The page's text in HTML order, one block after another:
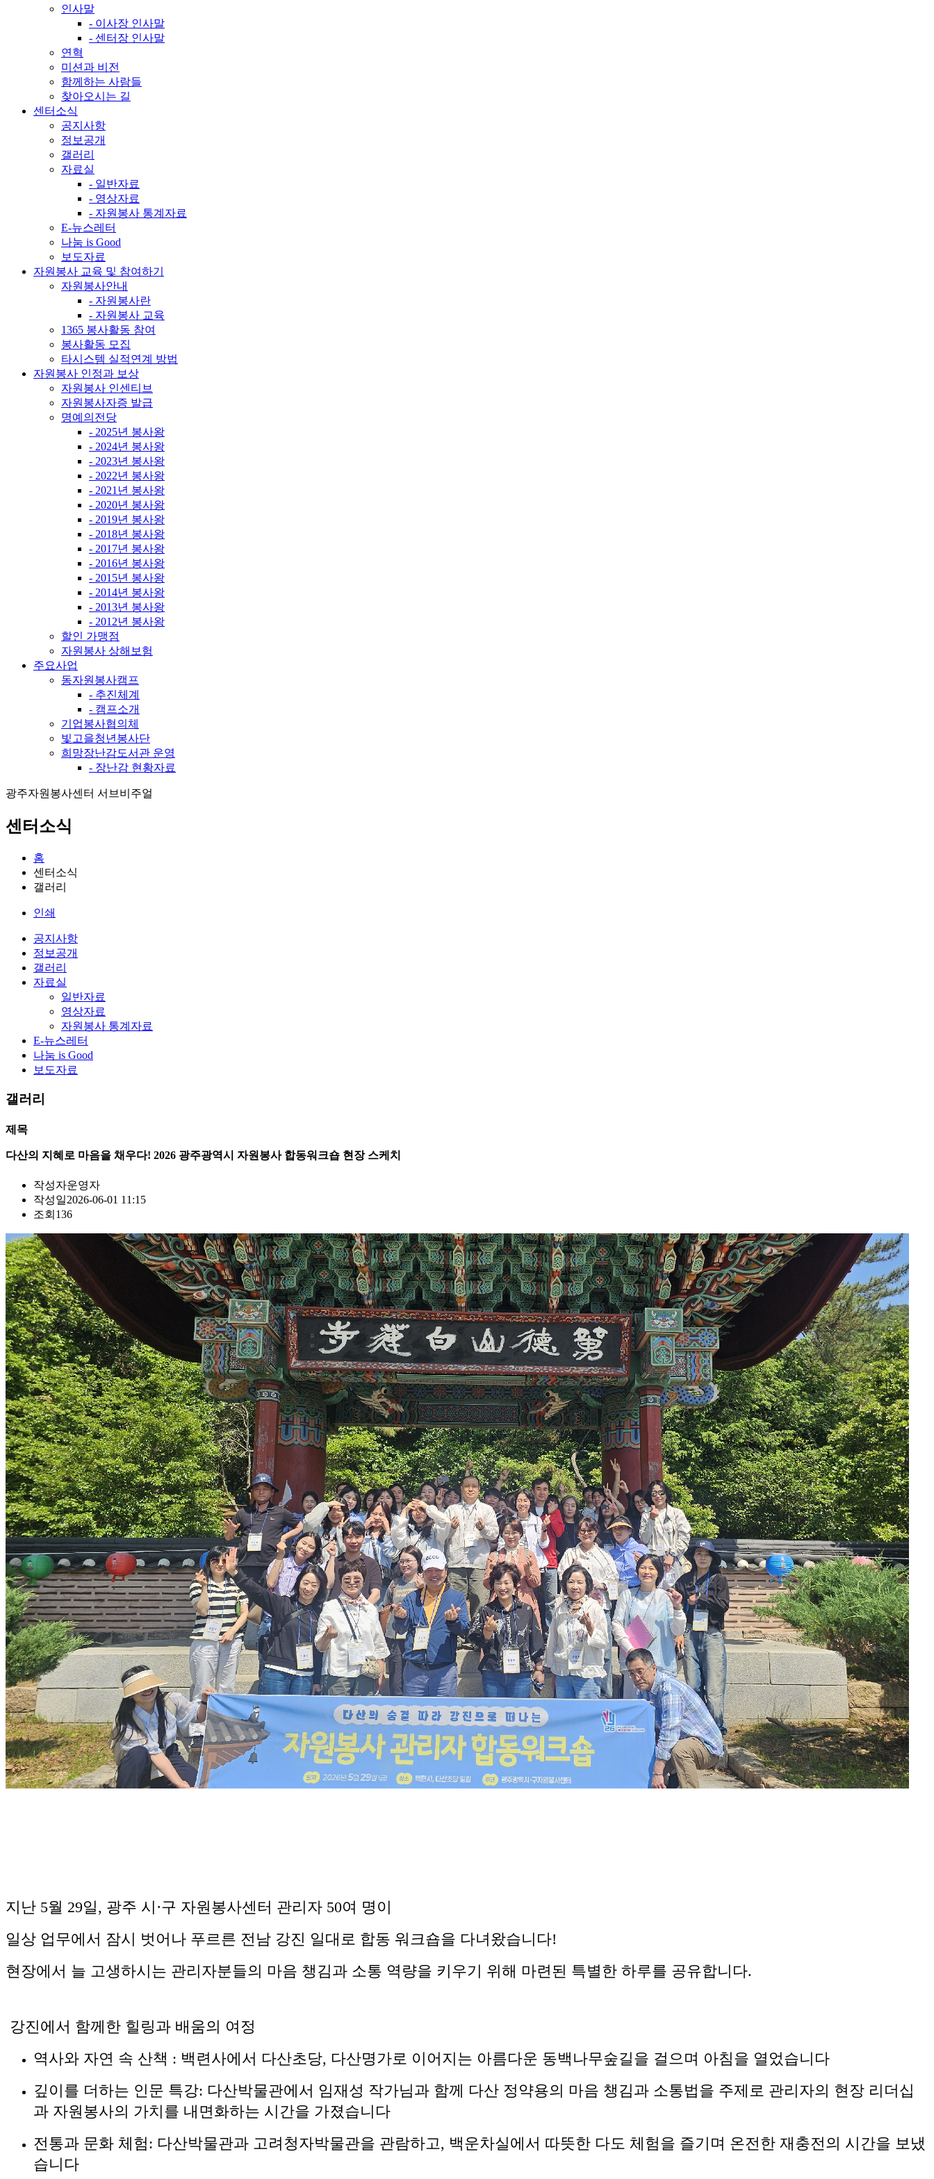
인사말
- 이사장 인사말
- 센터장 인사말
연혁
미션과 비전
함께하는 사람들
찾아오시는 길
센터소식
공지사항
정보공개
갤러리
자료실
- 일반자료
- 영상자료
- 자원봉사 통계자료
E-뉴스레터
나눔 is Good
보도자료
자원봉사 교육 및 참여하기
자원봉사안내
- 자원봉사란
- 자원봉사 교육
1365 봉사활동 참여
봉사활동 모집
타시스템 실적연계 방법
자원봉사 인정과 보상
자원봉사 인센티브
자원봉사자증 발급
명예의전당
- 2025년 봉사왕
- 2024년 봉사왕
- 2023년 봉사왕
- 2022년 봉사왕
- 2021년 봉사왕
- 2020년 봉사왕
- 2019년 봉사왕
- 2018년 봉사왕
- 2017년 봉사왕
- 2016년 봉사왕
- 2015년 봉사왕
- 2014년 봉사왕
- 2013년 봉사왕
- 2012년 봉사왕
할인 가맹점
자원봉사 상해보험
주요사업
동자원봉사캠프
- 추진체계
- 캠프소개
기업봉사협의체
빛고을청년봉사단
희망장난감도서관 운영
- 장난감 현황자료
광주자원봉사센터 서브비주얼
센터소식
홈
센터소식
갤러리
인쇄
공지사항
정보공개
갤러리
자료실
일반자료
영상자료
자원봉사 통계자료
E-뉴스레터
나눔 is Good
보도자료
갤러리
제목
다산의 지혜로 마음을 채우다! 2026 광주광역시 자원봉사 합동워크숍 현장 스케치
작성자운영자
작성일2026-06-01 11:15
조회 136
지난 5월 29일, 광주 시·구 자원봉사센터 관리자 50여 명이
일상 업무에서 잠시 벗어나 푸르른 전남 강진 일대로 합동 워크숍을 다녀왔습니다!
현장에서 늘 고생하시는 관리자분들의 마음 챙김과 소통 역량을 키우기 위해 마련된 특별한 하루를 공유합니다.
강진에서 함께한 힐링과 배움의 여정
역사와 자연 속 산책 : 백련사에서 다산초당, 다산명가로 이어지는 아름다운 동백나무숲길을 걸으며 아침을 열었습니다
깊이를 더하는 인문 특강: 다산박물관에서 임재성 작가님과 함께 다산 정약용의 마음 챙김과 소통법을 주제로 관리자의 현장 리더십
과 자원봉사의 가치를 내면화하는 시간을 가졌습니다
전통과 문화 체험: 다산박물관과 고려청자박물관을 관람하고, 백운차실에서 따뜻한 다도 체험을 즐기며 온전한 재충전의 시간을 보냈
습니다